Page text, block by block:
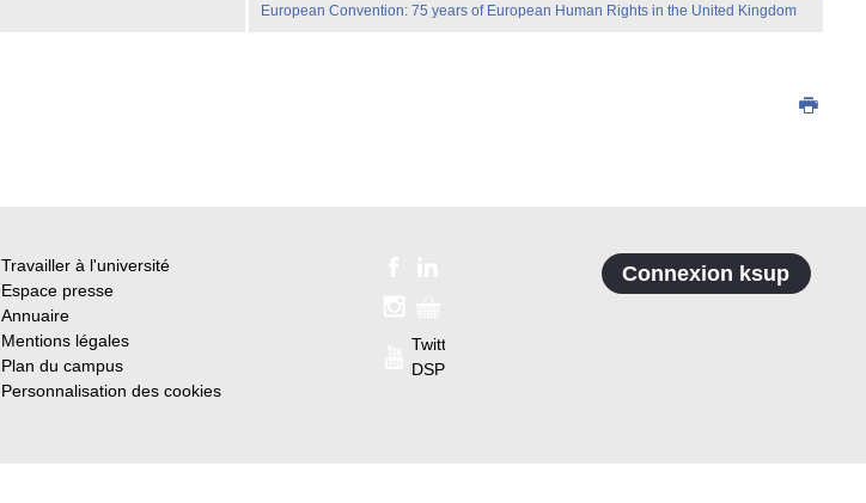
European Convention: 75 years of European Human Rights in the United Kingdom
Travailler à l'université
Espace presse
Annuaire
Mentions légales
Plan du campus
Personnalisation des cookies
Twitter
DSP
Connexion ksup